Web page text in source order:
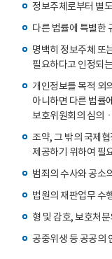
정보주체로부터 별
다른 법률에 특별한
명백히 정보주체 또
필요하다고 인정되
개인정보를 목적 외
아니하면 다른 법률
보호위원회의 심의
조약, 그 밖의 국제
제공하기 위하여 필
범죄의 수사와 공소
법원의 재판업무 수
형 및 감호, 보호처
공중위생 등 공공의